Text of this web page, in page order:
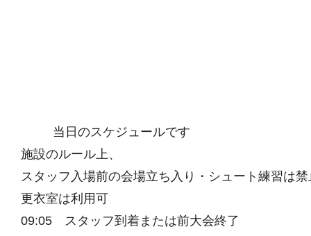
当日のスケジュールです
施設のルール上、
スタッフ入場前の会場立ち入り・シュート練習は
更衣室は利用可
09:05 スタッフ到着または前大会終了